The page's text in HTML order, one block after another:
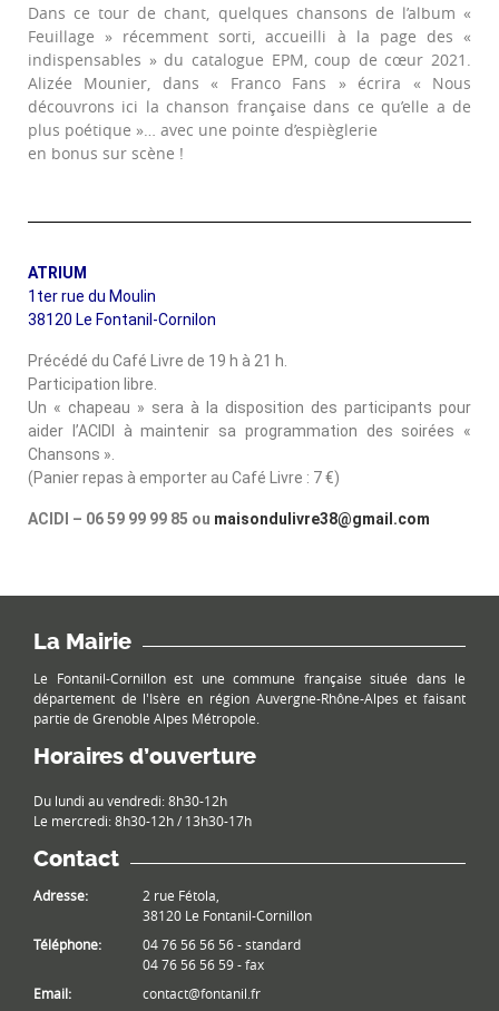
Dans ce tour de chant, quelques chansons de l’album «
Feuillage » récemment sorti, accueilli à la page des «
indispensables » du catalogue EPM, coup de cœur 2021.
Alizée Mounier, dans « Franco Fans » écrira « Nous
découvrons ici la chanson française dans ce qu’elle a de
plus poétique »… avec une pointe d’espièglerie
en bonus sur scène !
ATRIUM
1ter rue du Moulin
38120 Le Fontanil-Cornilon
Précédé du Café Livre de 19 h à 21 h.
Participation libre.
Un « chapeau » sera à la disposition des participants pour
aider l’ACIDI à maintenir sa programmation des soirées «
Chansons ».
(Panier repas à emporter au Café Livre : 7 €)
ACIDI – 06 59 99 99 85 ou maisondulivre38@gmail.com
La Mairie
Le Fontanil-Cornillon est une commune française située dans le
département de l'Isère en région Auvergne-Rhône-Alpes et faisant
partie de Grenoble Alpes Métropole.
Horaires d’ouverture
Du lundi au vendredi: 8h30-12h
Le mercredi: 8h30-12h / 13h30-17h
Contact
Adresse:
2 rue Fétola,
38120 Le Fontanil-Cornillon
Téléphone:
04 76 56 56 56 - standard
04 76 56 56 59 - fax
Email:
contact@fontanil.fr